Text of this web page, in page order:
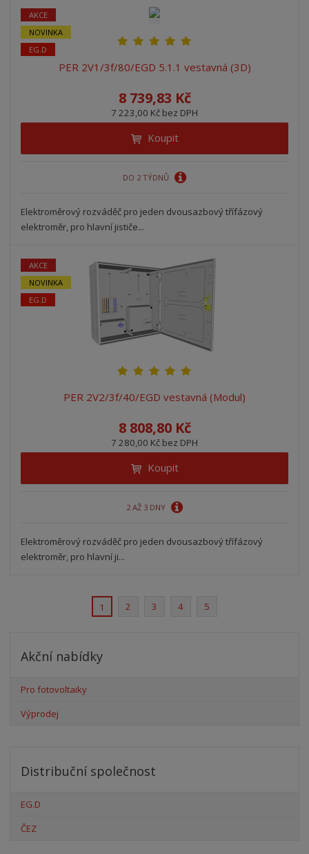
AKCE
NOVINKA
EG.D
PER 2V1/3f/80/EGD 5.1.1 vestavná (3D)
8 739,83 Kč
7 223,00 Kč bez DPH
Koupit
DO 2 TÝDNŮ
Elektroměrový rozváděč pro jeden dvousazbový třífázový
elektroměr, pro hlavní jističe...
AKCE
NOVINKA
EG.D
PER 2V2/3f/40/EGD vestavná (Modul)
8 808,80 Kč
7 280,00 Kč bez DPH
Koupit
2 AŽ 3 DNY
Elektroměrový rozváděč pro jeden dvousazbový třífázový
elektroměr, pro hlavní ji...
1 2 3 4 5
Akční nabídky
Pro fotovoltaiky
Výprodej
Distribuční společnost
EG.D
ČEZ